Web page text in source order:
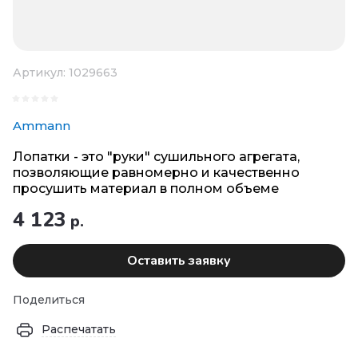
Артикул: 1029663
Ammann
Лопатки - это "руки" сушильного агрегата,
позволяющие равномерно и качественно
просушить материал в полном объеме
4 123 р.
Оставить заявку
Поделиться
Распечатать